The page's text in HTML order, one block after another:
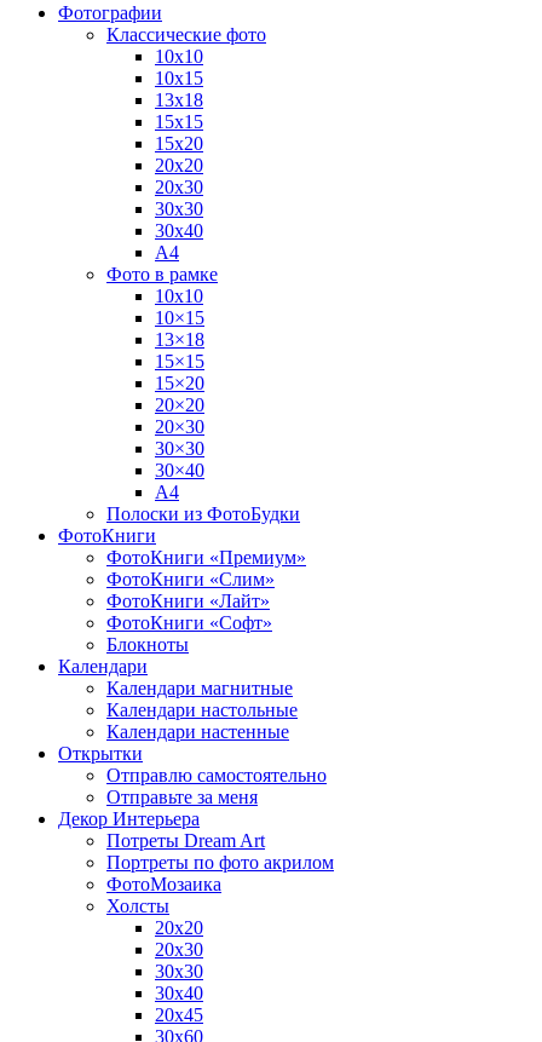
Фотографии
Классические фото
10х10
10х15
13х18
15х15
15х20
20х20
20х30
30х30
30х40
А4
Фото в рамке
10х10
10×15
13×18
15×15
15×20
20×20
20×30
30×30
30×40
A4
Полоски из ФотоБудки
ФотоКниги
ФотоКниги «Премиум»
ФотоКниги «Слим»
ФотоКниги «Лайт»
ФотоКниги «Софт»
Блокноты
Календари
Календари магнитные
Календари настольные
Календари настенные
Открытки
Отправлю самостоятельно
Отправьте за меня
Декор Интерьера
Потреты Dream Art
Портреты по фото акрилом
ФотоМозаика
Холсты
20х20
20х30
30х30
30х40
20х45
30х60